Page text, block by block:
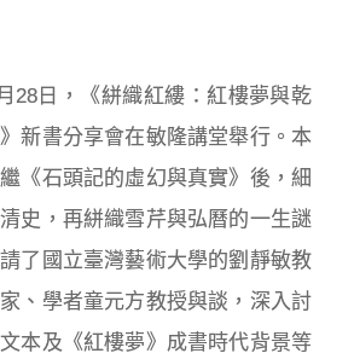
28日，《絣織紅縷：紅樓夢與乾
新書分享會在敏隆講堂舉行。本
《石頭記的虛幻與真實》後，細
史，再絣織雪芹與弘曆的一生謎
了國立臺灣藝術大學的劉靜敏教
、學者童元方教授與談，深入討
本及《紅樓夢》成書時代背景等